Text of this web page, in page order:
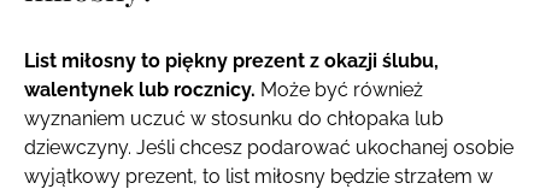
List miłosny to piękny prezent z okazji ślubu,
walentynek lub rocznicy. Może być również
wyznaniem uczuć w stosunku do chłopaka lub
dziewczyny. Jeśli chcesz podarować ukochanej osobie
wyjątkowy prezent, to list miłosny będzie strzałem w